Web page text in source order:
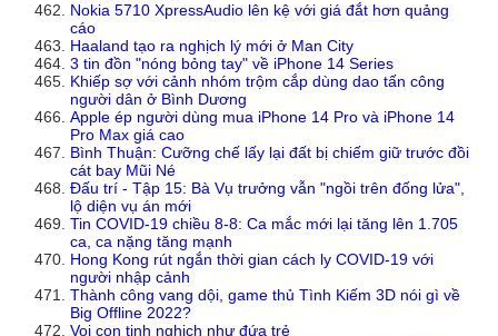
Nokia 5710 XpressAudio lên kệ với giá đắt hơn quảng
cáo
Haaland tạo ra nghịch lý mới ở Man City
3 tin đồn "nóng bỏng tay" về iPhone 14 Series
Khiếp sợ với cảnh nhóm trộm cắp dùng dao tấn công
người dân ở Bình Dương
Apple ép người dùng mua iPhone 14 Pro và iPhone 14
Pro Max giá cao
Bình Thuận: Cưỡng chế lấy lại đất bị chiếm giữ trước đồi
cát bay Mũi Né
Đấu trí - Tập 15: Bà Vụ trưởng vẫn "ngồi trên đống lửa",
lộ diện vụ án mới
Tin COVID-19 chiều 8-8: Ca mắc mới lại tăng lên 1.705
ca, ca nặng tăng mạnh
Hong Kong rút ngắn thời gian cách ly COVID-19 với
người nhập cảnh
Thành công vang dội, game thủ Tình Kiếm 3D nói gì về
Big Offline 2022?
Voi con tinh nghịch như đứa trẻ